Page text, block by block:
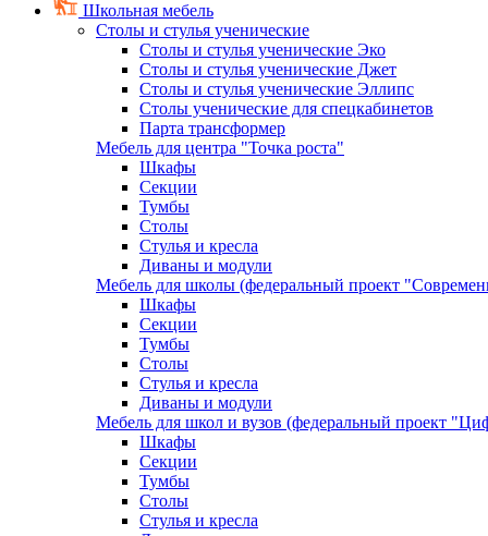
Школьная мебель
Столы и стулья ученические
Столы и стулья ученические Эко
Столы и стулья ученические Джет
Столы и стулья ученические Эллипс
Столы ученические для спецкабинетов
Парта трансформер
Мебель для центра "Точка роста"
Шкафы
Секции
Тумбы
Столы
Стулья и кресла
Диваны и модули
Мебель для школы (федеральный проект
Шкафы
Секции
Тумбы
Столы
Стулья и кресла
Диваны и модули
Мебель для школ и вузов (федеральный проект
Шкафы
Секции
Тумбы
Столы
Стулья и кресла